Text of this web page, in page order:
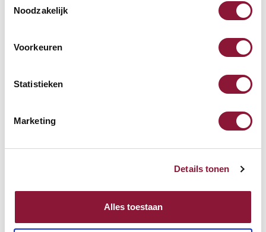
Noodzakelijk
Voorkeuren
Statistieken
Marketing
Details tonen
Alles toestaan
kabelgebundene Mini-